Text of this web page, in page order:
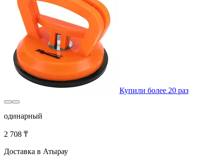
Купили более 20 раз
одинарный
2 708 ₸
Доставка в Атырау